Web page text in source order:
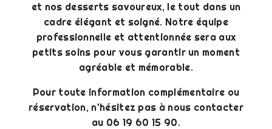
et nos desserts savoureux, le tout dans un
cadre élégant et soigné. Notre équipe
professionnelle et attentionnée sera aux
petits soins pour vous garantir un moment
agréable et mémorable.
Pour toute information complémentaire ou
réservation, n'hésitez pas à nous contacter
au 06 19 60 15 90.